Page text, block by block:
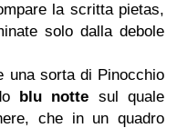
la scritta pietas,
solo dalla debole
una sorta di Pinocchio
blu notte sul quale
che in un quadro